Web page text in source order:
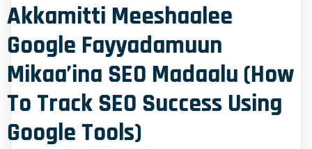
Akkamitti Meeshaalee
Google Fayyadamuun
Mikaa’ina SEO Madaalu (How
To Track SEO Success Using
Google Tools)